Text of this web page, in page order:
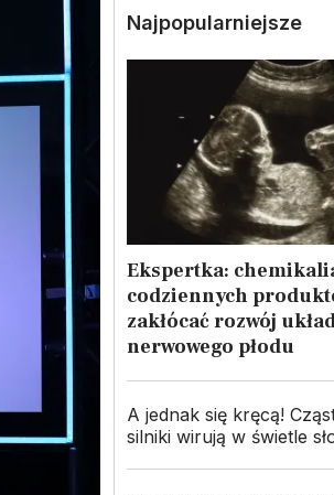
Najpopularniejsze
Ekspertka:
codziennych
zakłócać rozwój
nerwowego płodu
A jednak się kręcą!
silniki wirują w świetle